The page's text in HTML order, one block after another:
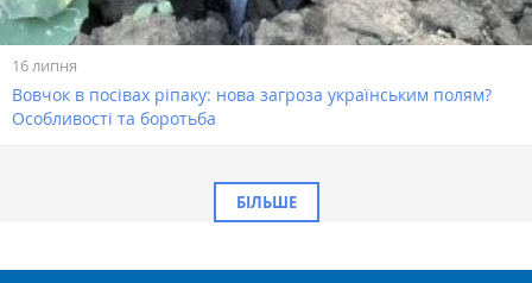
16 липня
Вовчок в посівах ріпаку: нова загроза українським полям?
Особливості та боротьба
БІЛЬШЕ